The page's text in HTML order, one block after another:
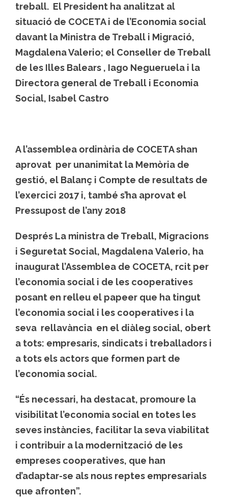
treball. El President ha analitzat al
situació de COCETA i de l’Economia social
davant la Ministra de Treball i Migració,
Magdalena Valerio; el Conseller de Treball
de les Illes Balears , Iago Negueruela i la
Directora general de Treball i Economia
Social, Isabel Castro
A l’assemblea ordinària de COCETA shan
aprovat per unanimitat la Memòria de
gestió, el Balanç i Compte de resultats de
l’exercici 2017 i, també s’ha aprovat el
Pressupost de l’any 2018
Després La ministra de Treball, Migracions
i Seguretat Social, Magdalena Valerio, ha
inaugurat l’Assemblea de COCETA, rcit per
l’economia social i de les cooperatives
posant en relleu el papeer que ha tingut
l’economia social i les cooperatives i la
seva rellavància en el diàleg social, obert
a tots: empresaris, sindicats i treballadors i
a tots els actors que formen part de
l’economia social.
“És necessari, ha destacat, promoure la
visibilitat l’economia social en totes les
seves instàncies, facilitar la seva viabilitat
i contribuir a la modernització de les
empreses cooperatives, que han
d’adaptar-se als nous reptes empresarials
que afronten”.